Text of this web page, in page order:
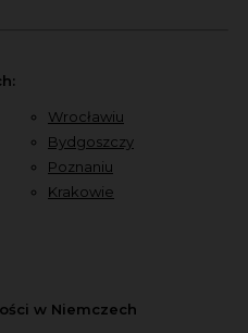
Wrocławiu
Bydgoszczy
Poznaniu
Krakowie
w Niemczech